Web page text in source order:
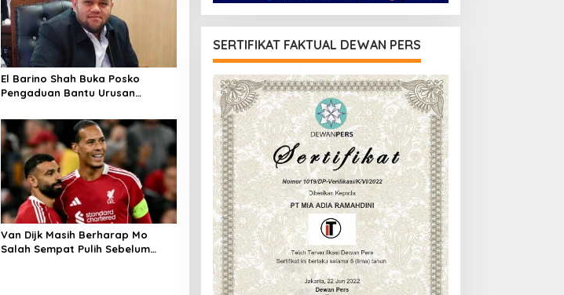
El Barino Shah Buka Posko
Pengaduan Bantu Urusan
Van Dijk Masih Berharap Mo
Salah Sempat Pulih Sebelum
SERTIFIKAT FAKTUAL DEWAN PERS